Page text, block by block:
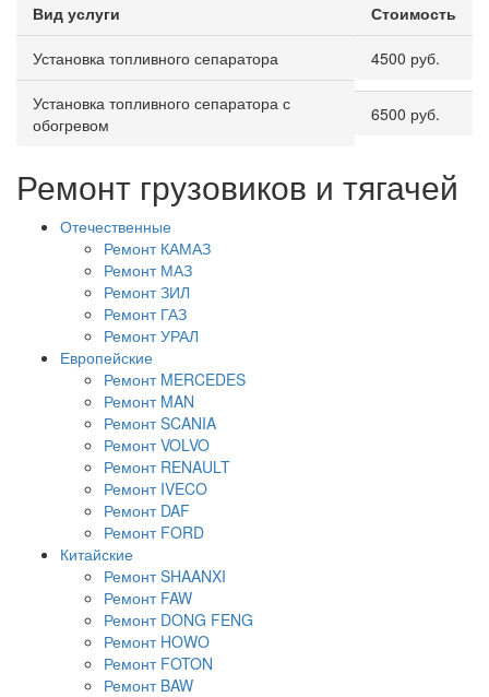
Вид услуги Стоимость
Установка топливного сепаратора 4500 руб.
Установка топливного сепаратора с
обогревом
6500 руб.
Ремонт грузовиков и тягачей
Отечественные
Ремонт КАМАЗ
Ремонт МАЗ
Ремонт ЗИЛ
Ремонт ГАЗ
Ремонт УРАЛ
Европейские
Ремонт MERCEDES
Ремонт MAN
Ремонт SCANIA
Ремонт VOLVO
Ремонт RENAULT
Ремонт IVECO
Ремонт DAF
Ремонт FORD
Китайские
Ремонт SHAANXI
Ремонт FAW
Ремонт DONG FENG
Ремонт HOWO
Ремонт FOTON
Ремонт BAW